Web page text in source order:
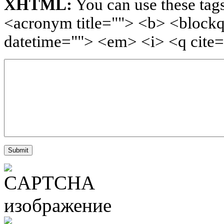
XHTML: You can use these
<acronym title=""> <b>
datetime=""> <em> <i> <q